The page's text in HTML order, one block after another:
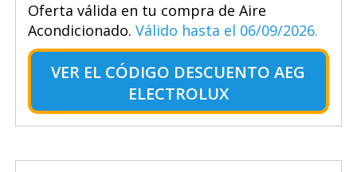
Oferta válida en tu compra de Aire
Acondicionado. Válido hasta el 06/09/2026.
VER EL CÓDIGO DESCUENTO AEG
ELECTROLUX